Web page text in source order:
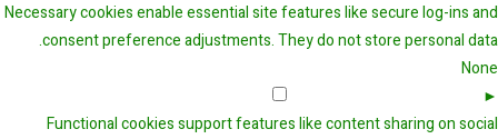
Necessary cookies enable essential site features like secure log-ins and
consent preference adjustments. They do not store personal data.
None
►
Functional cookies support features like content sharing on social